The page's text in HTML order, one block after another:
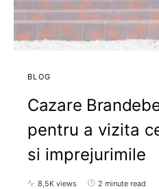
BLOG
Cazare
pentru a vizita
si imprejurimile
8,5K views 2 minute read